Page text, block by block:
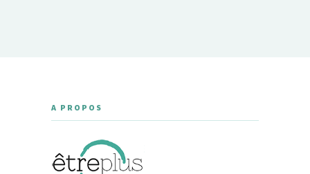
A PROPOS